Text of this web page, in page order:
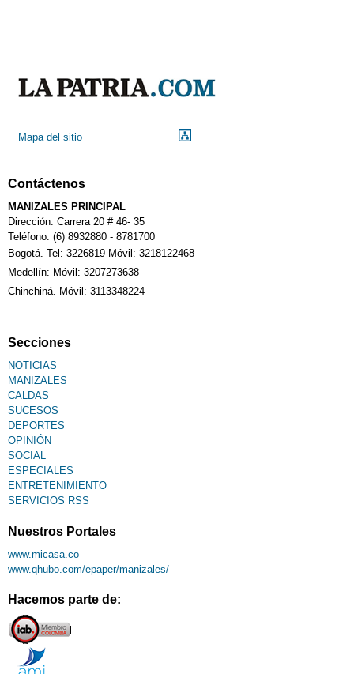
Mapa del sitio
Contáctenos
MANIZALES PRINCIPAL
Dirección: Carrera 20 # 46- 35
Teléfono: (6) 8932880 - 8781700
Bogotá. Tel: 3226819 Móvil: 3218122468
Medellín: Móvil: 3207273638
Chinchiná. Móvil: 3113348224
Secciones
NOTICIAS
MANIZALES
CALDAS
SUCESOS
DEPORTES
OPINIÓN
SOCIAL
ESPECIALES
ENTRETENIMIENTO
SERVICIOS RSS
Nuestros Portales
www.micasa.co
www.qhubo.com/epaper/manizales/
Hacemos parte de: